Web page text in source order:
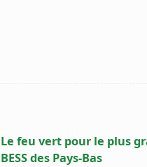
Le feu vert pour le plus
BESS des Pays-Bas